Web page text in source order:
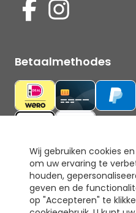
Wij gebruiken cookies
om uw ervaring te
houden,
geven en de
op "Accepteren" te
Betaalmethodes
Ons keurmerk